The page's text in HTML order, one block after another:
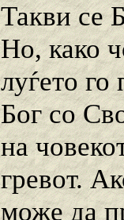
Такви се
Но, како
луѓето
Бог со
на
гревот.
може да